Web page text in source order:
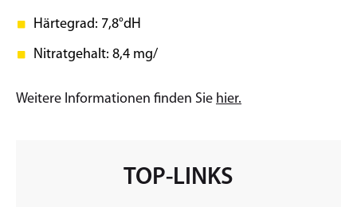
Härtegrad: 7,8°dH
Nitratgehalt: 8,4 mg/
Weitere Informationen finden Sie hier.
TOP-LINKS